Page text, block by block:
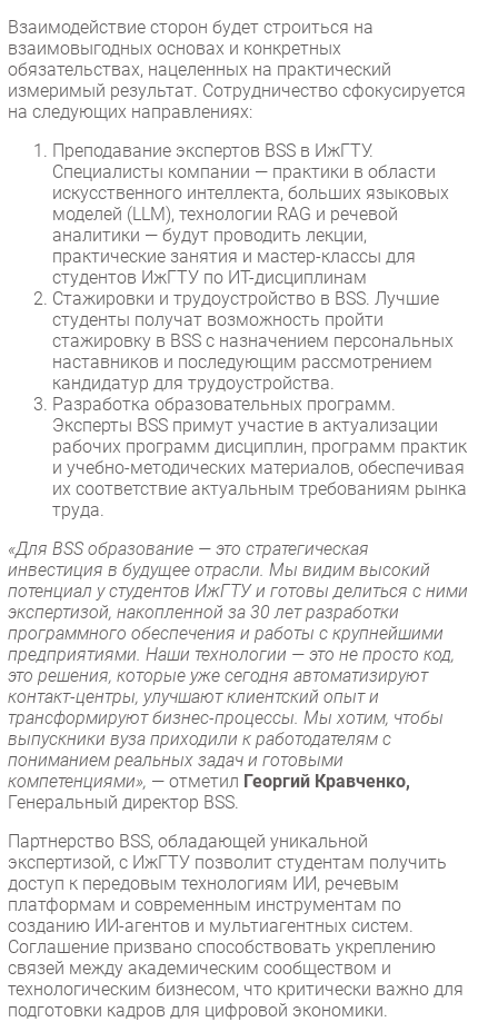
Взаимодействие сторон будет строиться на
взаимовыгодных основах и конкретных
обязательствах, нацеленных на практический
измеримый результат. Сотрудничество сфокусируется
на следующих направлениях:
Преподавание экспертов BSS в ИжГТУ.
Специалисты компании — практики в области
искусственного интеллекта, больших языковых
моделей (LLM), технологии RAG и речевой
аналитики — будут проводить лекции,
практические занятия и мастер-классы для
студентов ИжГТУ по ИТ-дисциплинам
Стажировки и трудоустройство в BSS. Лучшие
студенты получат возможность пройти
стажировку в BSS с назначением персональных
наставников и последующим рассмотрением
кандидатур для трудоустройства.
Разработка образовательных программ.
Эксперты BSS примут участие в актуализации
рабочих программ дисциплин, программ практик
и учебно-методических материалов, обеспечивая
их соответствие актуальным требованиям рынка
труда.
«Для BSS образование — это стратегическая
инвестиция в будущее отрасли. Мы видим высокий
потенциал у студентов ИжГТУ и готовы делиться с ними
экспертизой, накопленной за 30 лет разработки
программного обеспечения и работы с крупнейшими
предприятиями. Наши технологии — это не просто код,
это решения, которые уже сегодня автоматизируют
контакт-центры, улучшают клиентский опыт и
трансформируют бизнес-процессы. Мы хотим, чтобы
выпускники вуза приходили к работодателям с
пониманием реальных задач и готовыми
компетенциями», — отметил Георгий Кравченко,
Генеральный директор BSS.
Партнерство BSS, обладающей уникальной
экспертизой, с ИжГТУ позволит студентам получить
доступ к передовым технологиям ИИ, речевым
платформам и современным инструментам по
созданию ИИ-агентов и мультиагентных систем.
Соглашение призвано способствовать укреплению
связей между академическим сообществом и
технологическим бизнесом, что критически важно для
подготовки кадров для цифровой экономики.